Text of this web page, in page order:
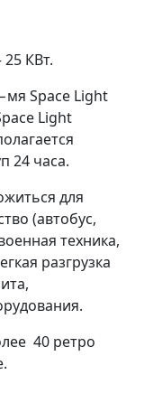
КВт.
Space Light
Light
24 часа.
для
(автобус,
техника,
разгрузка
40 ретро